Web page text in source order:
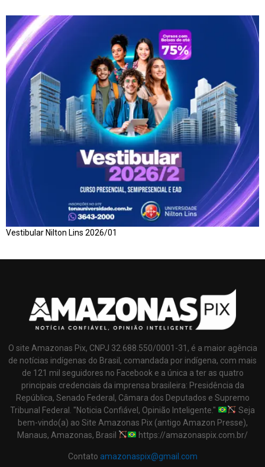
Vestibular Nilton Lins 2026/01
O site Amazonas Pix, CNPJ 32.688.550/0001-31, é a maior agência
de notícias indígenas do Brasil, comandada por indígena, com mais
de 121 mil seguidores no Facebook e a única a ter as quatro
principais credenciais da imprensa brasileira: Presidência da
República, Senado Federal, Câmara dos Deputados e Supremo
Tribunal Federal. "Noticia Confiável, Opinião Inteligente."
Seja
bem-vindo(a) ao Site Amazonas Pix (antigo Amazon Presse),
Manaus, Amazonas, Brasil
https://amazonaspix.com.br/
Contato amazonaspix@gmail.com